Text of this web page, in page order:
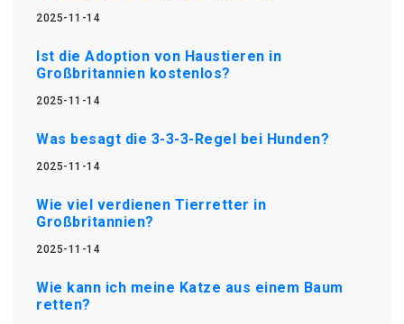
2025-11-14
Ist die Adoption von Haustieren in
Großbritannien kostenlos?
2025-11-14
Was besagt die 3-3-3-Regel bei Hunden?
2025-11-14
Wie viel verdienen Tierretter in
Großbritannien?
2025-11-14
Wie kann ich meine Katze aus einem Baum
retten?